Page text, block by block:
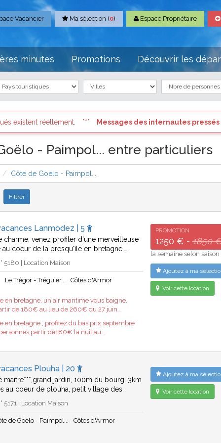
Vacancier Ma sélection (0) Espace Propriétaire
minutes Promotions Découvrir les
des internautes pressés: Connectez vous à votre compte et
- Paimpol... entre particuliers
Côte de Goëlo - Paimpol...
Lanmodez | 5
charme, venez profiter d'une merveilleuse
coeur de la presqu'île en bretagne,…
5180 | Location Maison
Le Trégor - Tréguier... Côtes d'Armor
en bretagne, un air maritime vous baigne,
de 180€ au lieu de 260€ du 27 juin…
en bretagne , profitez du bas prix septembre
de180€ la nuit au…
PROMOTION
1250 € -1850 €
la semaine selon saison
Ajoutez à ma
Voir cette location
Plouha | 20
maître***,grand jardin, 100m du bourg, 3km
au coeur de plouha, petit village des…
5171 | Location Maison
de Goëlo - Paimpol... Côtes d'Armor
Ajoutez à ma
Voir cette location